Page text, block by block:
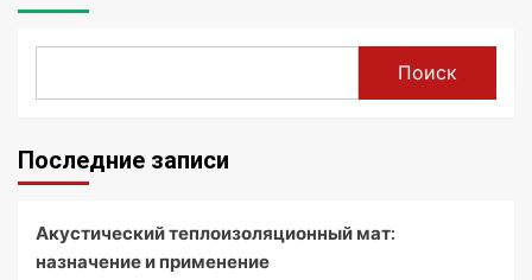
Поиск
Последние записи
Акустический теплоизоляционный мат:
назначение и применение